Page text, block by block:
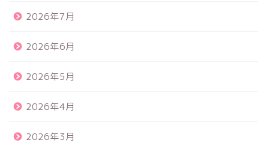
2026年7月
2026年6月
2026年5月
2026年4月
2026年3月